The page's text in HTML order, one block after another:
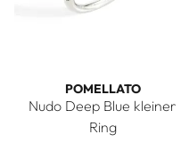
POMELLATO
Nudo Deep Blue kleiner
Ring
Pomellato Nudo Deep